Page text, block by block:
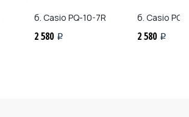
б. Casio PQ-10-7R
2 580 i
б. Casio PQ-
2 580 i